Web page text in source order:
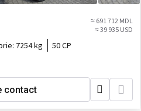
≈ 691 712 MDL
≈ 39 935 USD
7254 kg
50 CP
contact